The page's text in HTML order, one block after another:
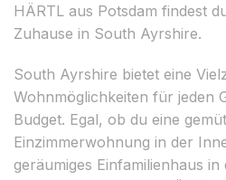
HÄRTL aus Potsdam findest
Zuhause in South Ayrshire.
South Ayrshire bietet eine
Wohnmöglichkeiten für jeden
Budget. Egal, ob du eine
Einzimmerwohnung in der
geräumiges Einfamilienhaus